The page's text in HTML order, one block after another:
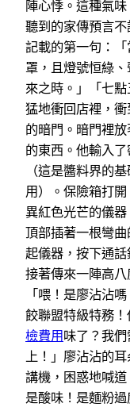
陣心悸。這種氣
聽到的家傳預言
記載的第一句：
罩，且燈號恒綠
來之時。」「七
猛地衝回店裡，
的暗門。暗門裡
的東西。他輸入了
（這是醬料界的
用）。保險箱打
異紅色光芒的儀
頂部插著一根彎
起儀器，按下通
接著傳來一陣高
「喂！是廖沾沾
餃聯盟特級特務
檢費用味了？我
上！」廖沾沾的
講機，困惑地喊
是酸味！是麵粉